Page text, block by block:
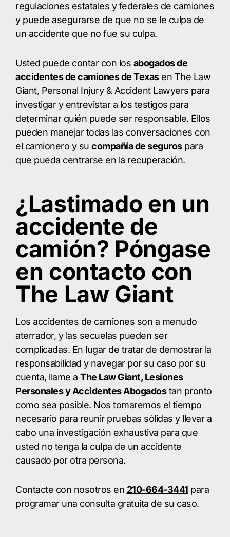
regulaciones estatales y federales de camiones
y puede asegurarse de que no se le culpa de
un accidente que no fue su culpa.
Usted puede contar con los abogados de
accidentes de camiones de Texasen The Law
Giant, Personal Injury & Accident Lawyers para
investigar y entrevistar a los testigos para
determinar quién puede ser responsable. Ellos
pueden manejar todas las conversaciones con
el camionero y su compañía de segurospara
que pueda centrarse en la recuperación.
¿Lastimado en un
accidente de
camión? Póngase
en contacto con
The Law Giant
Los accidentes de camiones son a menudo
aterrador, y las secuelas pueden ser
complicadas. En lugar de tratar de demostrar la
responsabilidad y navegar por su caso por su
cuenta, llame a The Law Giant, Lesiones
Personales y Accidentes Abogadostan pronto
como sea posible. Nos tomaremos el tiempo
necesario para reunir pruebas sólidas y llevar a
cabo una investigación exhaustiva para que
usted no tenga la culpa de un accidente
causado por otra persona.
Contacte con nosotros en 210-664-3441 para
programar una consulta gratuita de su caso.